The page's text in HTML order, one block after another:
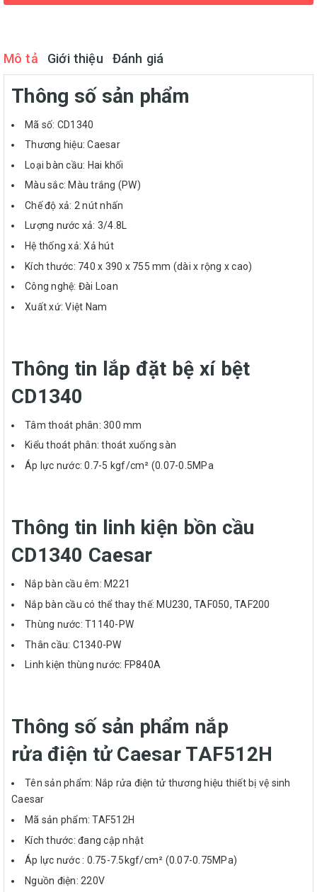
Mô tả Giới thiệu Đánh giá
Thông số sản phẩm
Mã số: CD1340
Thương hiệu: Caesar
Loại bàn cầu: Hai khối
Màu sắc: Màu trắng (PW)
Chế độ xả: 2 nút nhấn
Lượng nước xả: 3/4.8L
Hệ thống xả: Xả hút
Kích thước: 740 x 390 x 755 mm (dài x rộng x cao)
Công nghệ: Đài Loan
Xuất xứ: Việt Nam
Thông tin lắp đặt bệ xí bệt
CD1340
Tâm thoát phân: 300 mm
Kiểu thoát phân: thoát xuống sàn
Áp lực nước: 0.7-5 kgf/cm² (0.07-0.5MPa
Thông tin linh kiện bồn cầu
CD1340 Caesar
Nắp bàn cầu êm: M221
Nắp bàn cầu có thể thay thế: MU230, TAF050, TAF200
Thùng nước: T1140-PW
Thân cầu: C1340-PW
Linh kiện thùng nước: FP840A
Thông số sản phẩm nắp
rửa điện tử Caesar TAF512H
Tên sản phẩm: Nắp rửa điện tử thương hiệu thiết bị vệ sinh
Caesar
Mã sản phẩm: TAF512H
Kích thước: đang cập nhật
Áp lực nước : 0.75-7.5kgf/cm² (0.07-0.75MPa)
Nguồn điện: 220V